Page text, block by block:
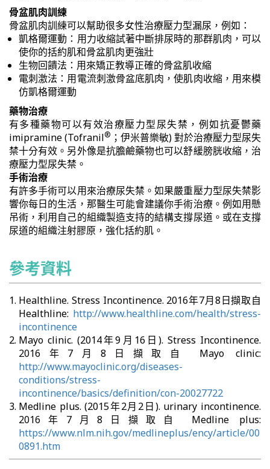
骨盆肌肉訓練
骨盆肌肉訓練可以幫助很多女性治療壓力型漏尿，例如：
凱格爾運動：用力收縮試著中斷排尿時的那群肌肉，可以
使你的括約肌和骨盆肌肉更強壯
生物回饋法：用來矯正教導正確的骨盆肌收縮
電刺激法：用電流刺激骨盆底肌肉，使肌肉收縮，用來模
仿凱格爾運動
藥物治療
有多種藥物可以有效治療壓力型尿失禁，例如抗憂鬱藥
imipramine (Tofranil® ；伊米普樂敏) 對於治療壓力型尿失
禁十分有效。另外像是抗膽鹼藥物也可以舒緩膀胱收縮，治
療壓力型尿失禁。
手術治療
有許多手術可以用來治療尿失禁。如果嚴重壓力型尿失禁影
響你每日的生活，那醫生可能會建議你手術治療。例如用懸
吊術，利用自己的組織製造支持的結構支撐尿道。或在支撐
尿道的組織注射膠原，強化括約肌。
參考資料
Healthline. Stress Incontinence. 2016年7月8日擷取自
Healthline: http://www.healthline.com/health/stress-
incontinence
Mayo clinic. (2014年9月16日). Stress Incontinence.
2016年7月8日擷取自 Mayo clinic:
http://www.mayoclinic.org/diseases-
conditions/stress-
incontinence/basics/definition/con-20027722
Medline plus. (2015年2月2日). urinary incontinence.
2016年7月8日擷取自 Medline plus:
https://www.nlm.nih.gov/medlineplus/ency/article/00
0891.htm